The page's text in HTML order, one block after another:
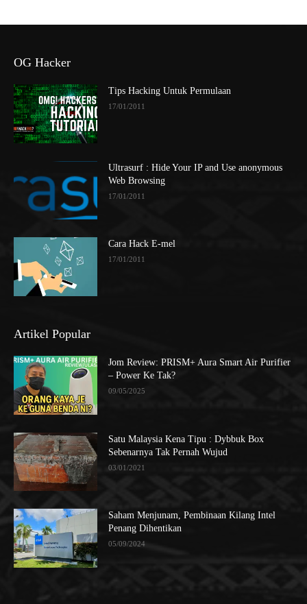
OG Hacker
Tips Hacking Untuk Permulaan
17/01/2011
Ultrasurf : Hide Your IP and Use anonymous
Web Browsing
17/01/2011
Cara Hack E-mel
17/01/2011
Artikel Popular
Jom Review: PRISM+ Aura Smart Air Purifier
– Power Ke Tak?
09/05/2025
Satu Malaysia Kena Tipu : Dybbuk Box
Sebenarnya Tak Pernah Wujud
03/01/2021
Saham Menjunam, Pembinaan Kilang Intel
Penang Dihentikan
05/09/2024